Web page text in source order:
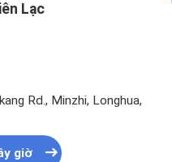
Lạc
Rd., Minzhi, Longhua,
giờ